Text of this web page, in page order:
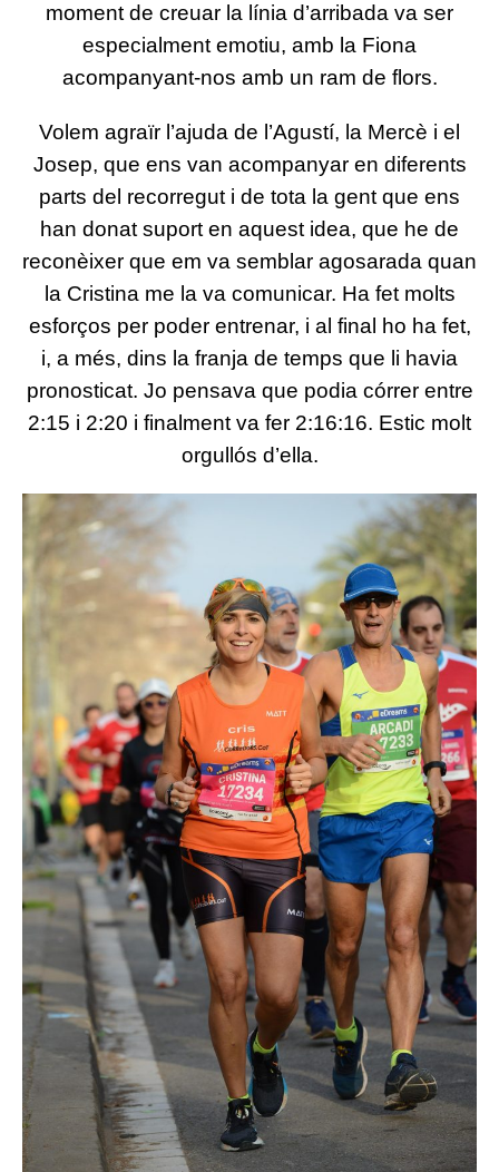
moment de creuar la línia d’arribada va ser
especialment emotiu, amb la Fiona
acompanyant-nos amb un ram de flors.
Volem agraïr l’ajuda de l’Agustí, la Mercè i el
Josep, que ens van acompanyar en diferents
parts del recorregut i de tota la gent que ens
han donat suport en aquest idea, que he de
reconèixer que em va semblar agosarada quan
la Cristina me la va comunicar. Ha fet molts
esforços per poder entrenar, i al final ho ha fet,
i, a més, dins la franja de temps que li havia
pronosticat. Jo pensava que podia córrer entre
2:15 i 2:20 i finalment va fer 2:16:16. Estic molt
orgullós d’ella.